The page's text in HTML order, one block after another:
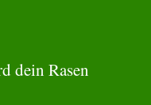
dein Rasen